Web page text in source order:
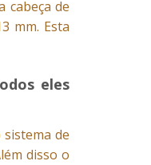
cabeça de
mm. Esta
eles
de
disso o